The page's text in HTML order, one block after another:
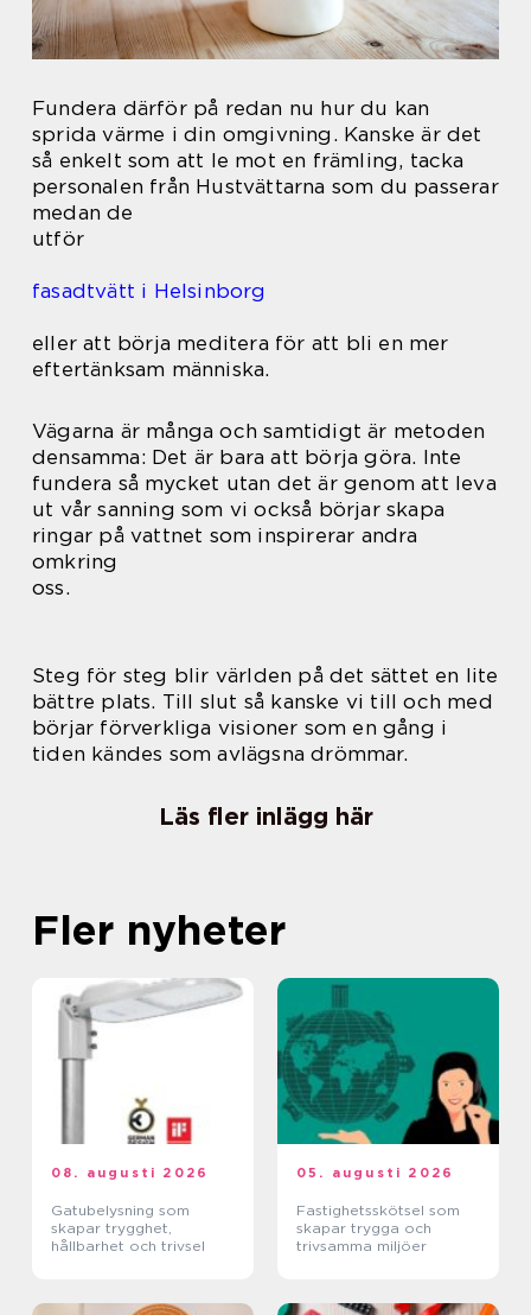
Fundera därför på redan nu hur du kan
sprida värme i din omgivning. Kanske är det
så enkelt som att le mot en främling, tacka
personalen från Hustvättarna som du passerar
medan de
utför
fasadtvätt i Helsinborg
eller att börja meditera för att bli en mer
eftertänksam människa.
Vägarna är många och samtidigt är metoden
densamma: Det är bara att börja göra. Inte
fundera så mycket utan det är genom att leva
ut vår sanning som vi också börjar skapa
ringar på vattnet som inspirerar andra
omkring
oss.
Steg för steg blir världen på det sättet en lite
bättre plats. Till slut så kanske vi till och med
börjar förverkliga visioner som en gång i
tiden kändes som avlägsna drömmar.
Läs fler inlägg här
Fler nyheter
08. augusti 2026
Gatubelysning som
skapar trygghet,
hållbarhet och trivsel
05. augusti 2026
Fastighetsskötsel som
skapar trygga och
trivsamma miljöer